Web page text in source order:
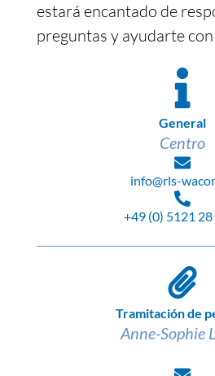
estará encantado de
preguntas y ayudarte
General
Centro
info@rls-
+49 (0) 5121 28
Tramitación de
Anne-Sophie